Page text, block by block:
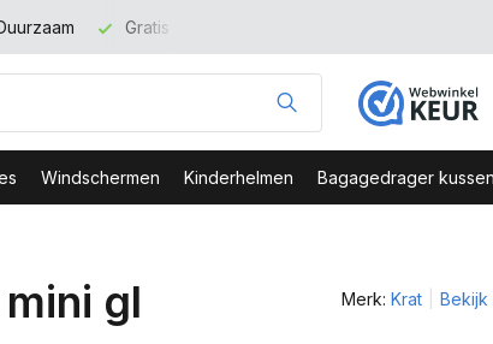
Gratis verzending binnen NL vanaf 100 euro
Windschermen Kinderhelmen Bagagedrager
gl Merk: Krat Bekijk